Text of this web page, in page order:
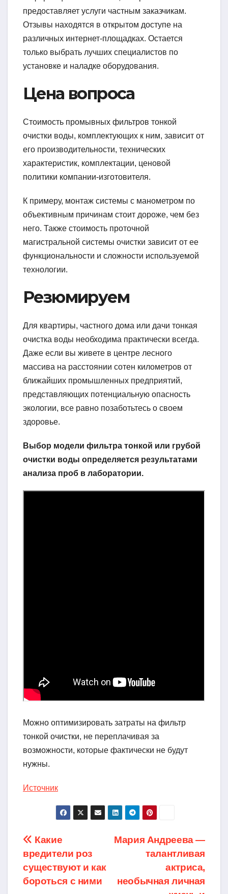
предоставляет услуги частным заказчикам.
Отзывы находятся в открытом доступе на
различных интернет-площадках. Остается
только выбрать лучших специалистов по
установке и наладке оборудования.
Цена вопроса
Стоимость промывных фильтров тонкой
очистки воды, комплектующих к ним, зависит от
его производительности, технических
характеристик, комплектации, ценовой
политики компании-изготовителя.
К примеру, монтаж системы с манометром по
объективным причинам стоит дороже, чем без
него. Также стоимость проточной
магистральной системы очистки зависит от ее
функциональности и сложности используемой
технологии.
Резюмируем
Для квартиры, частного дома или дачи тонкая
очистка воды необходима практически всегда.
Даже если вы живете в центре лесного
массива на расстоянии сотен километров от
ближайших промышленных предприятий,
представляющих потенциальную опасность
экологии, все равно позаботьтесь о своем
здоровье.
Выбор модели фильтра тонкой или грубой
очистки воды определяется результатами
анализа проб в лаборатории.
Можно оптимизировать затраты на фильтр
тонкой очистки, не переплачивая за
возможности, которые фактически не будут
нужны.
Источник
Навигация
по
записям
Мария Андреева —
талантливая
актриса,
необычная личная
Какие
вредители роз
существуют и как
бороться с ними